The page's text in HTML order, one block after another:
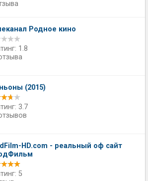
Родное кино
1.8
(2015)
3.7
HD.com - реальный оф сайт
5